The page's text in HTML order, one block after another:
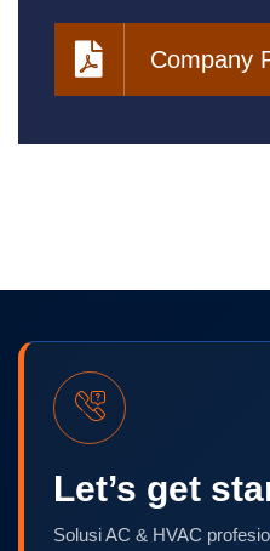
Company
Let’s get
Solusi AC & HVAC